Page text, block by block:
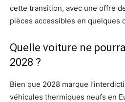
cette transition, avec une offre
pièces accessibles en quelques
Quelle voiture ne
2028 ?
Bien que 2028 marque
véhicules thermiques neufs en